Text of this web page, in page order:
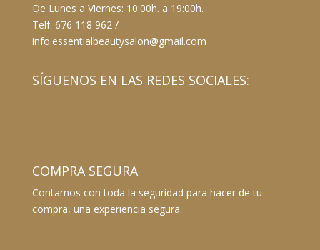
De Lunes a Viernes: 10:00h. a 19:00h.
Telf. 676 118 962 /
info.essentialbeautysalon@gmail.com
SÍGUENOS EN LAS REDES SOCIALES:
COMPRA SEGURA
Contamos con toda la seguridad para hacer de tu
compra, una experiencia segura.